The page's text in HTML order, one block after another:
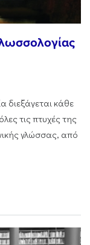
διεξάγεται κάθε
τις πτυχές της
γλώσσας, από